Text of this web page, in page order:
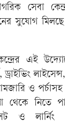
সেবা
সুযোগ মিলছে
এই
ও
থেকে নিতে
ও লার্নিং